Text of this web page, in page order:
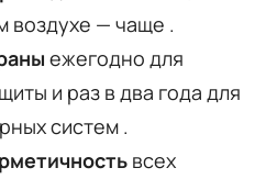
воздухе — чаще .
ежегодно для
и раз в два года для
систем .
всех